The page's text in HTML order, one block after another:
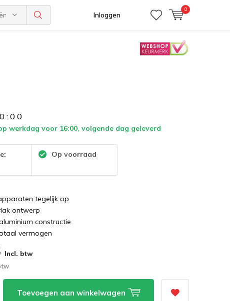
Inloggen
0
0 :0 0
werkdag voor 16:00, volgende dag geleverd
Op voorraad
tegelijk op
ontwerp
constructie
vermogen
Incl. btw
Toevoegen aan winkelwagen